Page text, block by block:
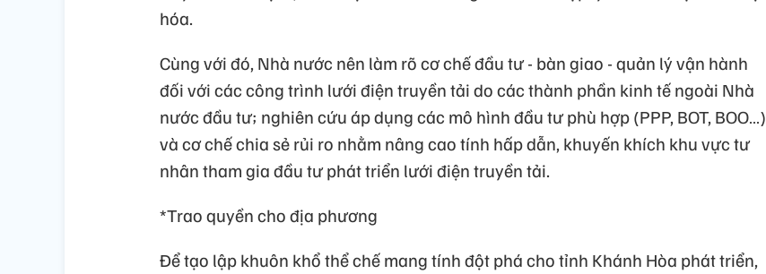
hóa.
Cùng với đó, Nhà nước nên làm rõ cơ chế đầu tư - bàn giao - quản lý vận hành
đối với các công trình lưới điện truyền tải do các thành phần kinh tế ngoài Nhà
nước đầu tư; nghiên cứu áp dụng các mô hình đầu tư phù hợp (PPP, BOT, BOO…)
và cơ chế chia sẻ rủi ro nhằm nâng cao tính hấp dẫn, khuyến khích khu vực tư
nhân tham gia đầu tư phát triển lưới điện truyền tải.
*Trao quyền cho địa phương
Để tạo lập khuôn khổ thể chế mang tính đột phá cho tỉnh Khánh Hòa phát triển,